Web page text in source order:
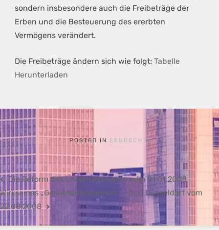
sondern insbesondere auch die Freibeträge der
Erben und die Besteuerung des ererbten
Vermögens verändert.
Die Freibeträge ändern sich wie folgt: Tabelle
Herunterladen
POSTED IN ERBRECHT
Beitragsnavigation
Die Reform des Unterhaltsrechts zum 01.01.2008
Wirksames „Geliebtentestament” – OLG Düsseldorf vom
22.08.2008